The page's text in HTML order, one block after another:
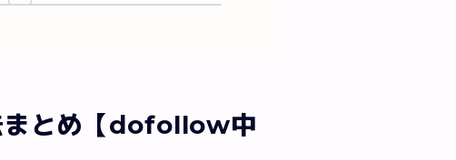
まとめ【dofollow中